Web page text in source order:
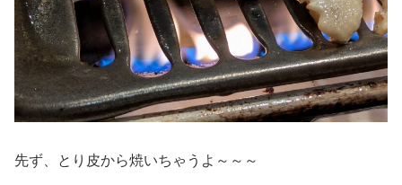
先ず、とり皮から焼いちゃうよ～～～